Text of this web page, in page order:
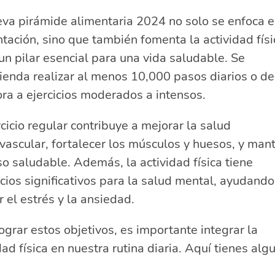
pirámide alimentaria 2024 no solo se enfoca
sino que también fomenta la actividad
pilar esencial para una vida saludable. Se
realizar al menos 10,000 pasos diarios o
a ejercicios moderados a intensos.
regular contribuye a mejorar la salud
fortalecer los músculos y huesos, y
saludable. Además, la actividad física tiene
significativos para la salud mental,
el estrés y la ansiedad.
estos objetivos, es importante integrar la
física en nuestra rutina diaria. Aquí tienes